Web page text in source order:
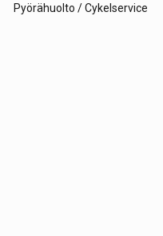
Pyörähuolto / Cykelservice